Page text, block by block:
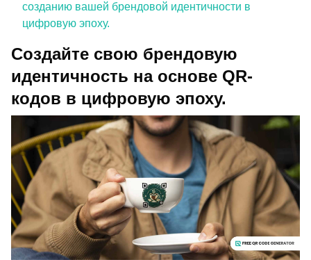
созданию вашей брендовой идентичности в
цифровую эпоху.
Создайте свою брендовую
идентичность на основе QR-
кодов в цифровую эпоху.